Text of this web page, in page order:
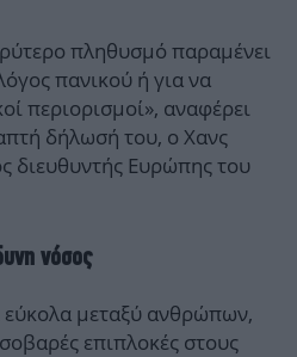
πληθυσμό παραμένει
πανικού ή για να
περιορισμοί», αναφέρει
δήλωσή του, ο Χανς
διευθυντής Ευρώπης του
νόσος
εύκολα μεταξύ ανθρώπων,
επιπλοκές στους